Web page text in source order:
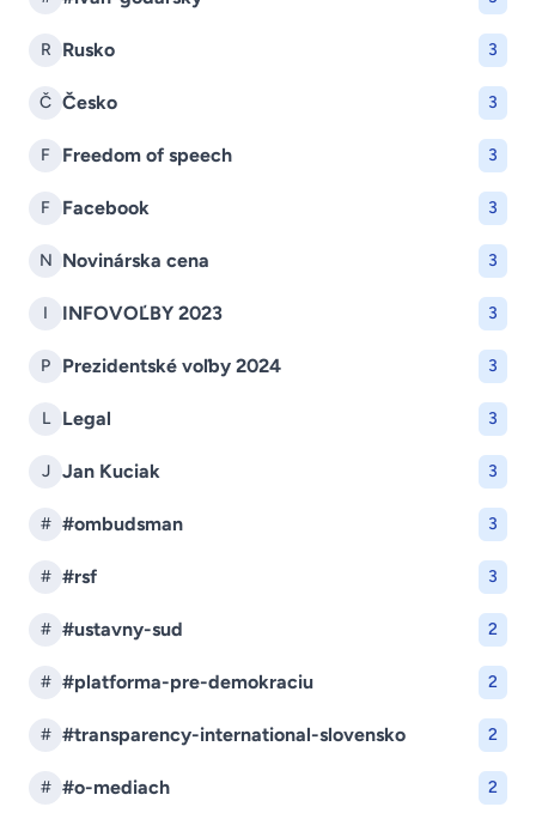
R Rusko 3
Č Česko 3
F Freedom of speech 3
F Facebook 3
N Novinárska cena 3
I INFOVOĽBY 2023 3
P Prezidentské voľby 2024 3
L Legal 3
J Jan Kuciak 3
# #ombudsman 3
# #rsf 3
# #ustavny-sud 2
# #platforma-pre-demokraciu 2
# #transparency-international-slovensko 2
# #o-mediach 2